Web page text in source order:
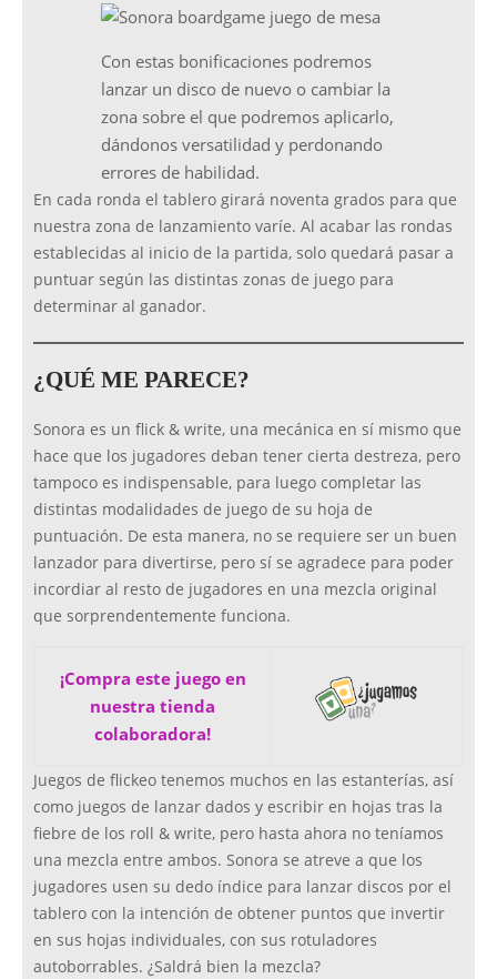
Con estas bonificaciones podremos
lanzar un disco de nuevo o cambiar la
zona sobre el que podremos aplicarlo,
dándonos versatilidad y perdonando
errores de habilidad.
En cada ronda el tablero girará noventa grados para que
nuestra zona de lanzamiento varíe. Al acabar las rondas
establecidas al inicio de la partida, solo quedará pasar a
puntuar según las distintas zonas de juego para
determinar al ganador.
¿QUÉ ME PARECE?
Sonora es un flick & write, una mecánica en sí mismo que
hace que los jugadores deban tener cierta destreza, pero
tampoco es indispensable, para luego completar las
distintas modalidades de juego de su hoja de
puntuación. De esta manera, no se requiere ser un buen
lanzador para divertirse, pero sí se agradece para poder
incordiar al resto de jugadores en una mezcla original
que sorprendentemente funciona.
¡Compra este juego en
nuestra tienda
colaboradora!
Juegos de flickeo tenemos muchos en las estanterías, así
como juegos de lanzar dados y escribir en hojas tras la
fiebre de los roll & write, pero hasta ahora no teníamos
una mezcla entre ambos. Sonora se atreve a que los
jugadores usen su dedo índice para lanzar discos por el
tablero con la intención de obtener puntos que invertir
en sus hojas individuales, con sus rotuladores
autoborrables. ¿Saldrá bien la mezcla?